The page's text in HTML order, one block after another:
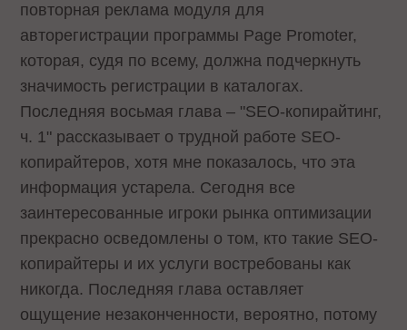
повторная реклама модуля для
авторегистрации программы Page Promoter,
которая, судя по всему, должна подчеркнуть
значимость регистрации в каталогах.
Последняя восьмая глава – "SEO-копирайтинг,
ч. 1" рассказывает о трудной работе SEO-
копирайтеров, хотя мне показалось, что эта
информация устарела. Сегодня все
заинтересованные игроки рынка оптимизации
прекрасно осведомлены о том, кто такие SEO-
копирайтеры и их услуги востребованы как
никогда. Последняя глава оставляет
ощущение незаконченности, вероятно, потому